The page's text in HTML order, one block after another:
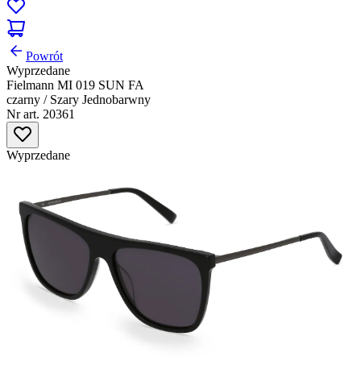
Powrót
Wyprzedane
Fielmann MI 019 SUN FA
czarny / Szary Jednobarwny
Nr art. 20361
Wyprzedane